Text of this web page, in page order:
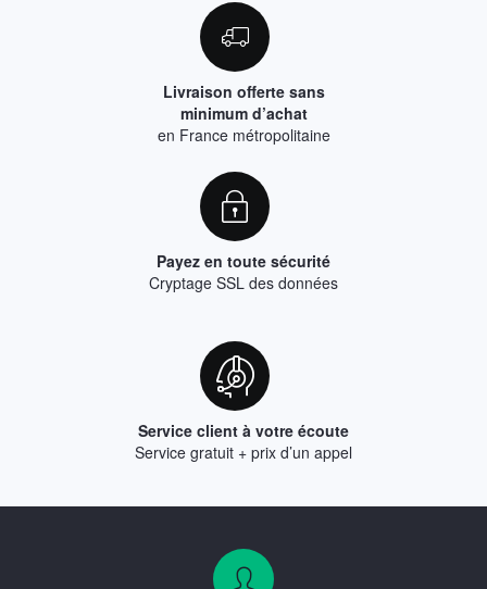
Livraison offerte sans
minimum d’achat
en France métropolitaine
Payez en toute sécurité
Cryptage SSL des données
Service client à votre écoute
Service gratuit + prix d’un appel